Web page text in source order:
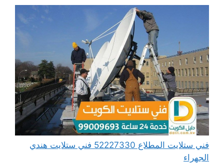
فني ستلايت المطلاع 52227330 فني ستلايت هندي
الجهراء